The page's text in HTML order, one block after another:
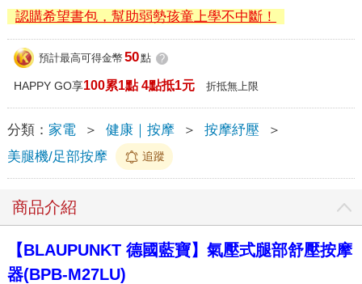
認購希望書包，幫助弱勢孩童上學不中斷！
預計最高可得金幣 50點 ?
HAPPY GO享100累1點 4點抵1元 折抵無上限
分類： 家電 ＞ 健康｜按摩 ＞ 按摩紓壓
＞
美腿機/足部按摩
追蹤
商品介紹
【BLAUPUNKT 德國藍寶】氣壓式腿部舒壓按摩
器(BPB-M27LU)